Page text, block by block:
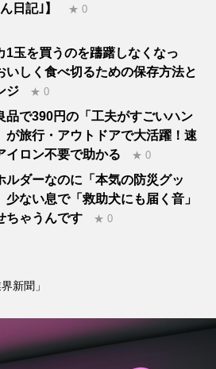
日記｣】
★ 0
1玉を買うのを躊躇しなくなっ
いしく食べ切るための保存方法と
ジ
★ 0
品で390円の「工夫がすごいハン
が旅行・アウトドアで大活躍！速
イロン不要で助かる
★ 0
ルダーなのに「本気の防災グッ
少ない息で「救助犬にも届く音」
ちゃうんです
★ 0
新聞」